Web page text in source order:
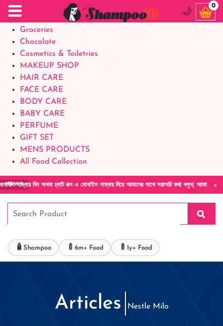
Food Supplements
Baby Foods
Groceries
Chocolate
Cosmetics & Toiletries
MAKEUP SHOP
HAIR CARE
FACE CARE
BODY CARE
BABY CARE
PERFUME
GIFT SET
MENS PRODUCTS
All Food Collection
×
NEWSচ্যাট বক্স এ মোবাইল নাম্বার দিয়ে আমাদের সাথে সরাসরি কথা বলুন| আমাদের যেকোনো পণ্য
🌙
0
🧴 Shampoo 🍼 6m+ Food 🍼 1y+ Food
Articles Nestle Milo